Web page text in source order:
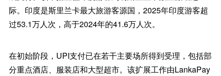
际。印度是斯里兰卡最大旅游客源国，2025年印度游客超
过53.1万人次，高于2024年的41.6万人次。
在初始阶段，UPI支付已在若干主要场所得到受理，包括部
分重点酒店、服装店和大型超市。该扩展工作由LankaPay